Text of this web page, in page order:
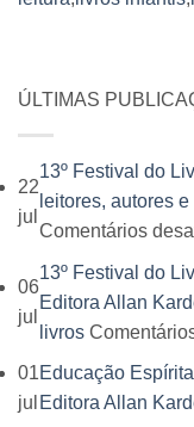
ÚLTIMAS
22
jul
13º Festival do
leitores, autores
Comentários
06
jul
13º Festival do
Editora Allan
livros
01
jul
Educação
Editora Allan